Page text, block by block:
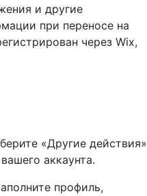
и другие
при переносе на
через Wix,
«Другие действия»
аккаунта.
профиль,